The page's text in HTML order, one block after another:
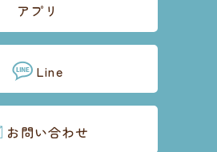
アプリ
Line
お問い合わせ